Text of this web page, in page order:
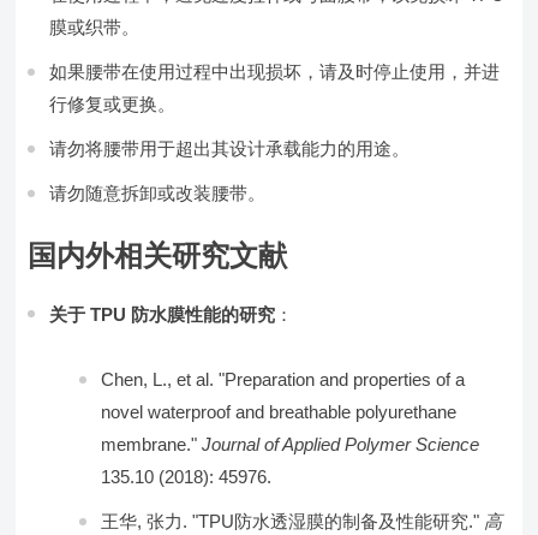
膜或织带。
如果腰带在使用过程中出现损坏，请及时停止使用，并进
行修复或更换。
请勿将腰带用于超出其设计承载能力的用途。
请勿随意拆卸或改装腰带。
国内外相关研究文献
关于 TPU 防水膜性能的研究 ：
Chen, L., et al. "Preparation and properties of a
novel waterproof and breathable polyurethane
membrane."Journal of Applied Polymer Science
135.10 (2018): 45976.
王华, 张力. "TPU防水透湿膜的制备及性能研究." 高